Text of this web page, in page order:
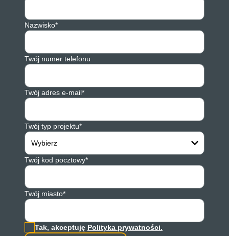
Nazwisko*
Twój numer telefonu
Twój adres e-mail*
Twój typ projektu*
Wybierz
Twój kod pocztowy*
Twój miasto*
Tak, akceptuję Polityka prywatności.